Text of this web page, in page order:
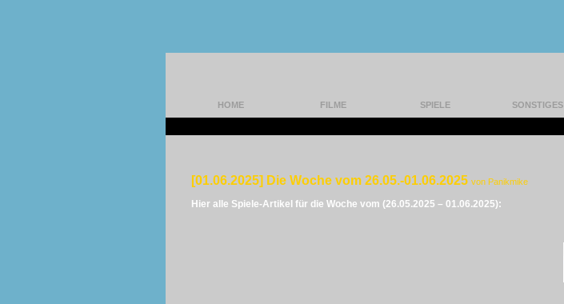
HOME FILME SPIELE SONSTIGES
[01.06.2025] Die Woche vom 26.05.-01.06.2025 von Panikmike
Hier alle Spiele-Artikel für die Woche vom (26.05.2025 – 01.06.2025):